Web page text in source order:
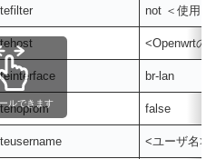
not ＜使用
<Openwrtの
br-lan
false
<ユーザ名>
ルできます